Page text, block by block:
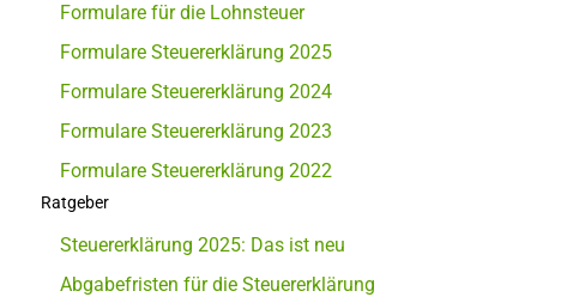
Formulare für die Lohnsteuer
Formulare Steuererklärung 2025
Formulare Steuererklärung 2024
Formulare Steuererklärung 2023
Formulare Steuererklärung 2022
Ratgeber
Steuererklärung 2025: Das ist neu
Abgabefristen für die Steuererklärung